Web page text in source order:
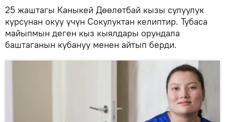
25 жаштагы Каныкей Дөөлөтбай кызы сулуулук
курсунан окуу үчүн Сокулуктан келиптир. Тубаса
майыпмын деген кыз кыялдары орундала
баштаганын кубануу менен айтып берди.